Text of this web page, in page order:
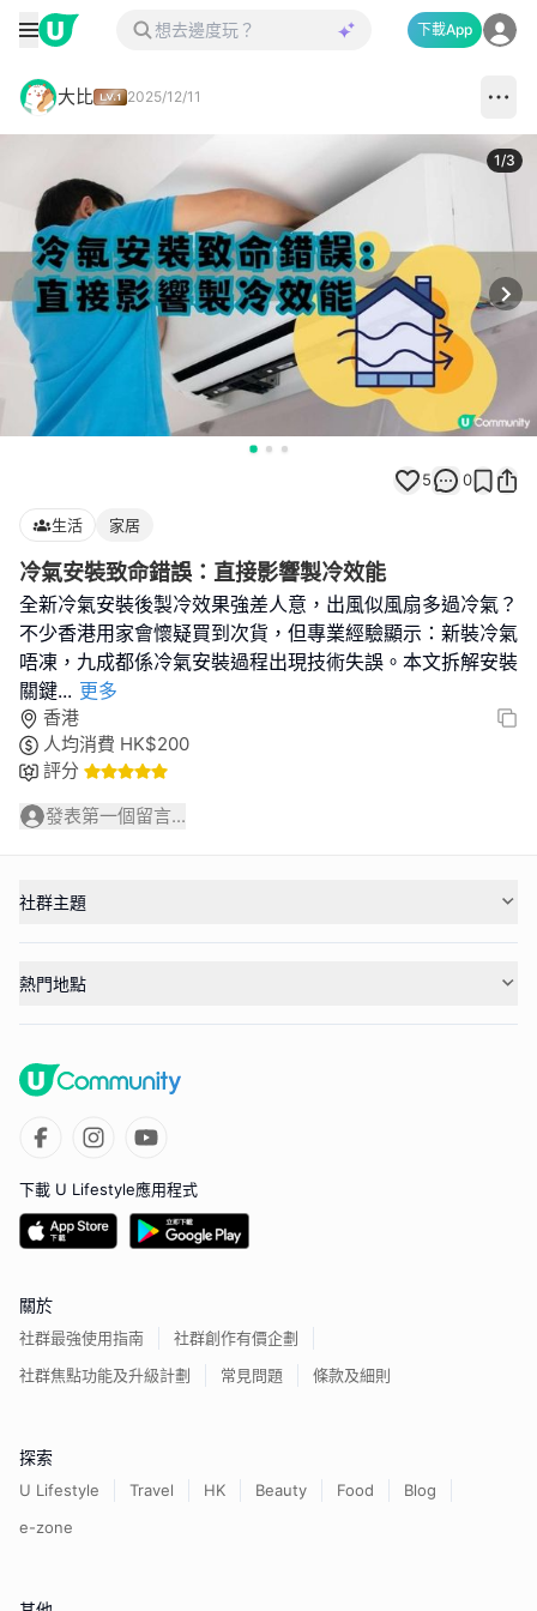
下載App
大比 2025/12/11
1/3
5 0
生活 家居
冷氣安裝致命錯誤：直接影響製冷效能
全新冷氣安裝後製冷效果強差人意，出風似風扇多過冷氣？
不少香港用家會懷疑買到次貨，但專業經驗顯示：新裝冷氣
唔凍，九成都係冷氣安裝過程出現技術失誤。本文拆解安裝
關鍵... 更多
香港
人均消費 HK$200
評分
發表第一個留言...
社群主題
熱門地點
下載 U Lifestyle應用程式
關於
社群最強使用指南
社群創作有價企劃
社群焦點功能及升級計劃
常見問題 條款及細則
探索
U Lifestyle Travel HK Beauty Food
Blog
e-zone